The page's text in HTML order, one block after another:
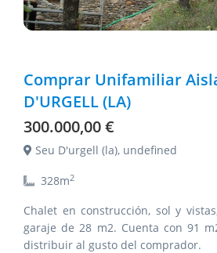
Comprar Unifamiliar
D'URGELL (LA)
300.000,00 €
Seu D'urgell (la), undefined
328m2
Chalet en construcción, sol y
garaje de 28 m2. Cuenta con 91
distribuir al gusto del comprador.